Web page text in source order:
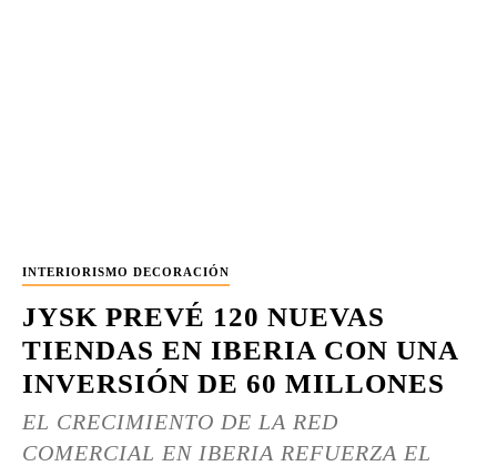
INTERIORISMO DECORACIÓN
JYSK PREVÉ 120 NUEVAS
TIENDAS EN IBERIA CON UNA
INVERSIÓN DE 60 MILLONES
EL CRECIMIENTO DE LA RED
COMERCIAL EN IBERIA REFUERZA EL